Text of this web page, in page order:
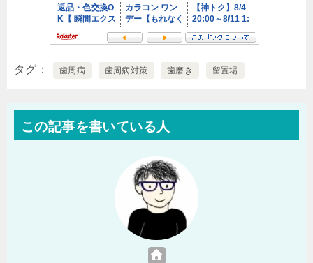
タグ 歯周病 歯周病対策 歯磨き 留置場
この記事を書いている人